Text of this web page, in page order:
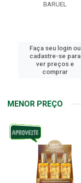
BARUEL
Faça seu login ou
cadastre-se para
ver preços e
comprar
MENOR PREÇO